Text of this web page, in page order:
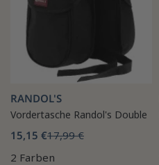
RANDOL'S
Vordertasche Randol's Double
15,15 €17,99 €
2 Farben